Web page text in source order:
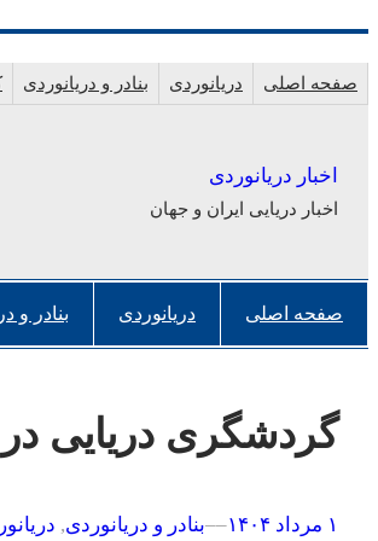
بهصفحه اصلی دریانوردی بنادر و دریانوردی
اخبار دریانوردی
اخبار دریایی ایران و جهان
صفحه اصلی دریانوردی بنادر و
گردشگری دریایی
۱ مرداد ۱۴۰۴ –
–بنادر و دریانوردی,